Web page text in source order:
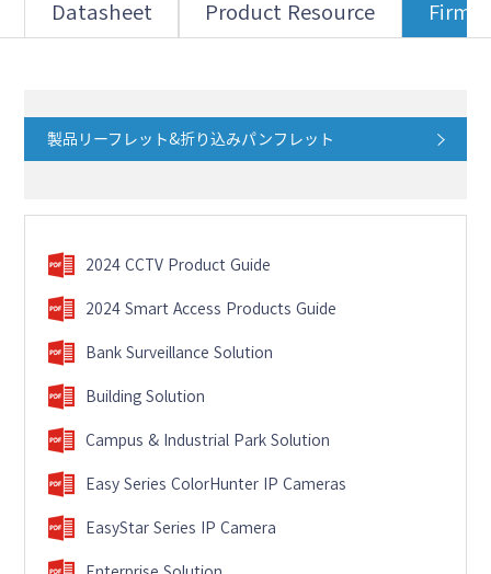
Datasheet Product Resource
製品リーフレット&折り込みパンフレット
2024 CCTV Product Guide
2024 Smart Access Products Guide
Bank Surveillance Solution
Building Solution
Campus & Industrial Park Solution
Easy Series ColorHunter IP Cameras
EasyStar Series IP Camera